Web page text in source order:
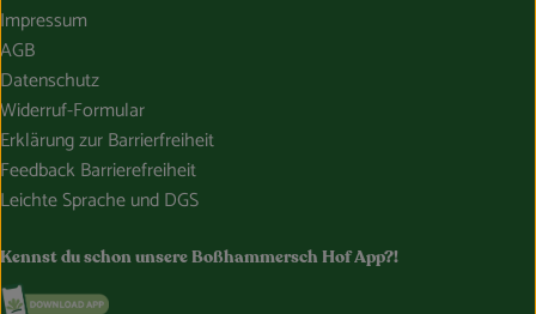
Impressum
AGB
Datenschutz
Widerruf-Formular
Erklärung zur Barrierfreiheit
Feedback Barrierefreiheit
Leichte Sprache und DGS
Kennst du schon unsere Boßhammersch Hof App?!
Externer Link zu https://www.bosshammersch-